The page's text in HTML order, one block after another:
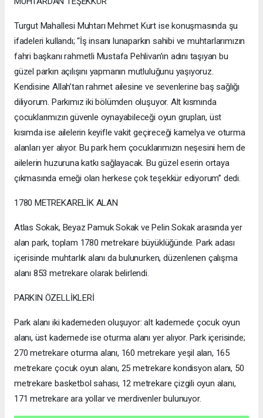
Turgut Mahallesi Muhtarı Mehmet Kurt ise konuşmasında şu
ifadeleri kullandı; “İş insanı lunaparkın sahibi ve muhtarlarımızın
fahri başkanı rahmetli Mustafa Pehlivan’ın adını taşıyan bu
güzel parkın açılışını yapmanın mutluluğunu yaşıyoruz.
Kendisine Allah’tan rahmet ailesine ve sevenlerine baş sağlığı
diliyorum. Parkımız iki bölümden oluşuyor. Alt kısmında
çocuklarımızın güvenle oynayabileceği oyun grupları, üst
kısımda ise ailelerin keyifle vakit geçireceği kamelya ve oturma
alanları yer alıyor. Bu park hem çocuklarımızın neşesini hem de
ailelerin huzuruna katkı sağlayacak. Bu güzel eserin ortaya
çıkmasında emeği olan herkese çok teşekkür ediyorum” dedi.
1780 METREKARELİK ALAN
Atlas Sokak, Beyaz Pamuk Sokak ve Pelin Sokak arasında yer
alan park, toplam 1780 metrekare büyüklüğünde. Park adası
içerisinde muhtarlık alanı da bulunurken, düzenlenen çalışma
alanı 853 metrekare olarak belirlendi.
PARKIN ÖZELLİKLERİ
Park alanı iki kademeden oluşuyor: alt kademede çocuk oyun
alanı, üst kademede ise oturma alanı yer alıyor. Park içerisinde;
270 metrekare oturma alanı, 160 metrekare yeşil alan, 165
metrekare çocuk oyun alanı, 25 metrekare kondisyon alanı, 50
metrekare basketbol sahası, 12 metrekare çizgili oyun alanı,
171 metrekare ara yollar ve merdivenler bulunuyor.